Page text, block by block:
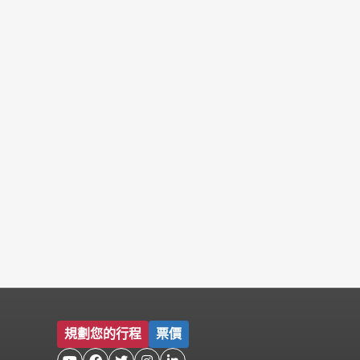
規劃您的行程 票價